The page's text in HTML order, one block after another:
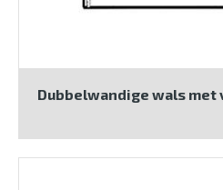
Dubbelwandige wals met